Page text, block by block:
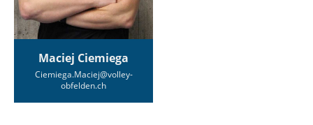
Maciej Ciemiega
Ciemiega.Maciej@volley-
obfelden.ch